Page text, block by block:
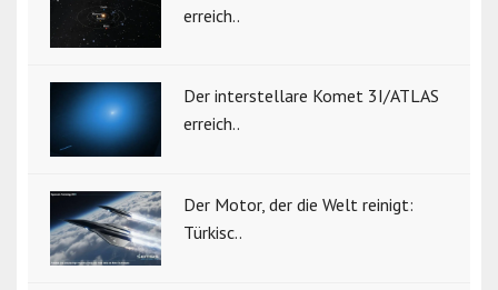
erreich..
Der interstellare Komet 3I/ATLAS
erreich..
Der Motor, der die Welt reinigt:
Türkisc..